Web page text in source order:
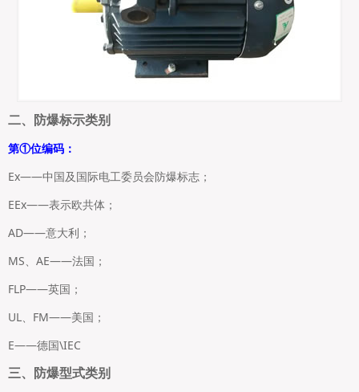
二、防爆标示类别
第①位编码：
Ex——中国及国际电工委员会防爆标志；
EEx——表示欧共体；
AD——意大利；
MS、AE——法国；
FLP——英国；
UL、FM——美国；
E——德国\IEC
三、防爆型式类别